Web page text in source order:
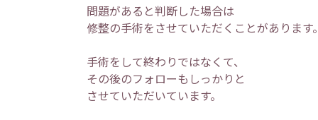
問題があると判断した場合は
修整の手術をさせていただくことがあります
手術をして終わりではなくて、
その後のフォローもしっかりと
させていただいています。